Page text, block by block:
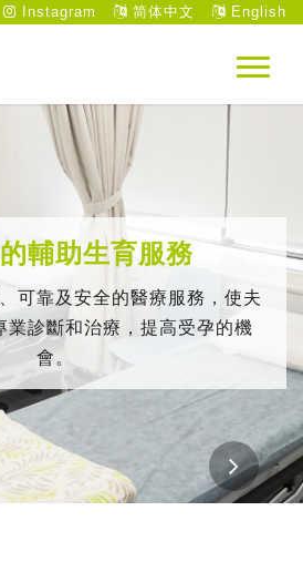
Instagram 简体中文 English
輔助生育服務
可靠及安全的醫療服務，使夫
業診斷和治療，提高受孕的機
會。